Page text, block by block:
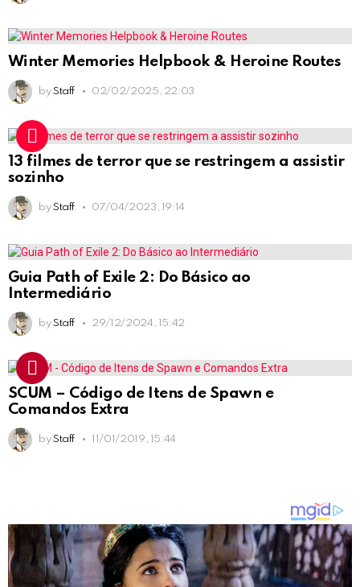
Winter Memories Helpbook & Heroine Routes
by Staff 02/02/2025, 22:03
13 filmes de terror que se restringem a assistir
sozinho
by Staff 07/04/2023, 19:14
Guia Path of Exile 2: Do Básico ao
Intermediário
by Staff 29/12/2024, 15:42
SCUM – Código de Itens de Spawn e
Comandos Extra
by Staff 11/01/2019, 15:44